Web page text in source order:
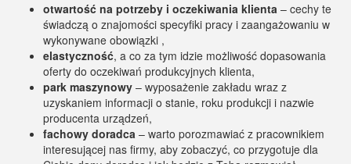
otwartość na potrzeby i oczekiwania klienta – cechy te
świadczą o znajomości specyfiki pracy i zaangażowaniu w
wykonywane obowiązki ,
elastyczność, a co za tym idzie możliwość dopasowania
oferty do oczekiwań produkcyjnych klienta,
park maszynowy – wyposażenie zakładu wraz z
uzyskaniem informacji o stanie, roku produkcji i nazwie
producenta urządzeń,
fachowy doradca – warto porozmawiać z pracownikiem
interesującej nas firmy, aby zobaczyć, co przygotuje dla